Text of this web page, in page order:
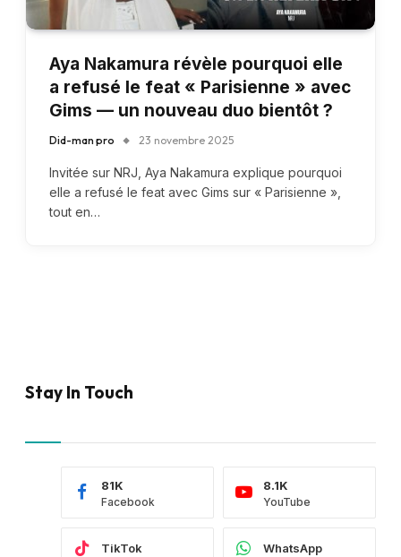
Aya Nakamura révèle pourquoi elle
a refusé le feat « Parisienne » avec
Gims — un nouveau duo bientôt ?
Did-man pro 23 novembre 2025
Invitée sur NRJ, Aya Nakamura explique pourquoi
elle a refusé le feat avec Gims sur « Parisienne »,
tout en…
Stay In Touch
Facebook
81K
YouTube
8.1K
TikTok WhatsApp